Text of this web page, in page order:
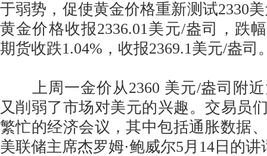
于弱势，促使黄金价格重新测试2330
黄金价格收报2336.01美元/盎司，跌
期货收跌1.04%，收报2369.1美元/盎司
上周一金价从2360 美元/盎司附近
又削弱了市场对美元的兴趣。交易员
繁忙的经济会议，其中包括通胀数据
美联储主席杰罗姆·鲍威尔5月14日的讲